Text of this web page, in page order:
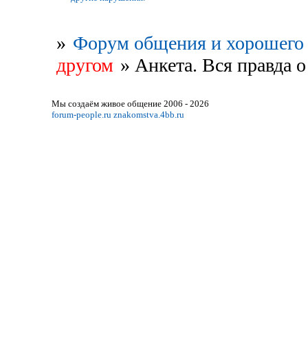
» Форум общения и хорошего
другом » Анкета. Вся правда
Мы создаём живое общение 2006 - 2026
forum-people.ru znakomstva.4bb.ru